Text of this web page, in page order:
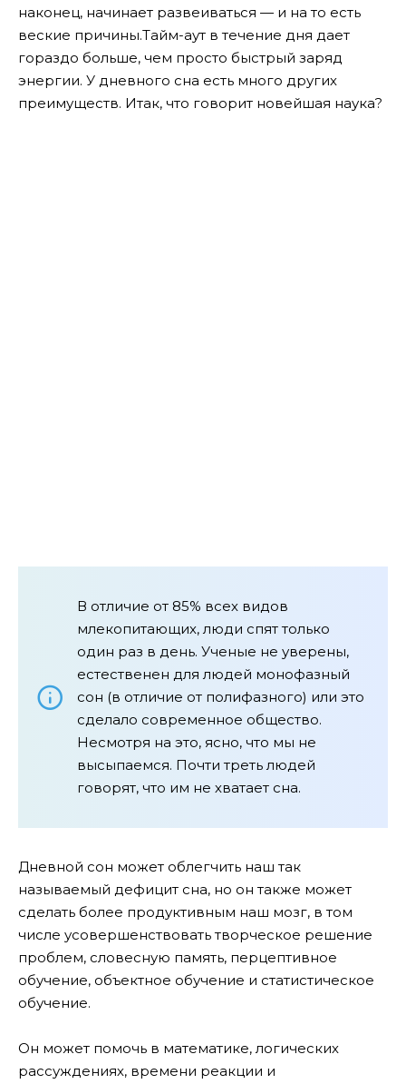
наконец, начинает развеиваться — и на то есть
веские причины.Тайм-аут в течение дня дает
гораздо больше, чем просто быстрый заряд
энергии. У дневного сна есть много других
преимуществ. Итак, что говорит новейшая наука?
В отличие от 85% всех видов
млекопитающих, люди спят только
один раз в день. Ученые не уверены,
естественен для людей монофазный
сон (в отличие от полифазного) или это
сделало современное общество.
Несмотря на это, ясно, что мы не
высыпаемся. Почти треть людей
говорят, что им не хватает сна.
Дневной сон может облегчить наш так
называемый дефицит сна, но он также может
сделать более продуктивным наш мозг, в том
числе усовершенствовать творческое решение
проблем, словесную память, перцептивное
обучение, объектное обучение и статистическое
обучение.
Он может помочь в математике, логических
рассуждениях, времени реакции и